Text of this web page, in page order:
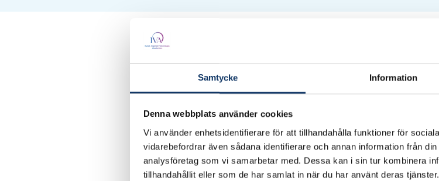
Samtycke Information
Denna webbplats använder cookies
Vi använder enhetsidentifierare för att tillhandahålla funktioner för
vidarebefordrar även sådana identifierare och annan information från
analysföretag som vi samarbetar med. Dessa kan i sin tur kombinera
tillhandahållit eller som de har samlat in när du har använt deras tjänster.
- Sveriges lokalsvinn är ohållbart. Kontorslokaler och
omkring tio procent. I framtidens cirkulära byggande
Anna Denell, hållbarhetschef Vasakronan och
Resurseffektivalokaler i Sverige – Lokaldelning som norm
IVA rekommenderar bland annat regeringen att se över
verksamhetslokaler. Till exempel föreslås att:
Se över momsregler, så att de möjliggör delning mellan
Modernisera Hyreslagen med syfte att uppmuntra